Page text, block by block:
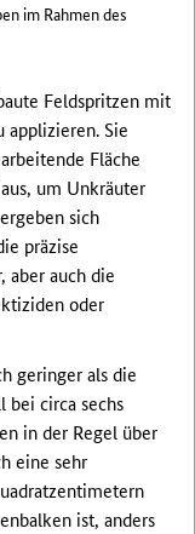
im Rahmen des
Feldspritzen mit
applizieren. Sie
Fläche
um Unkräuter
sich
präzise
aber auch die
oder
geringer als die
bei circa sechs
in der Regel über
eine sehr
ist, anders